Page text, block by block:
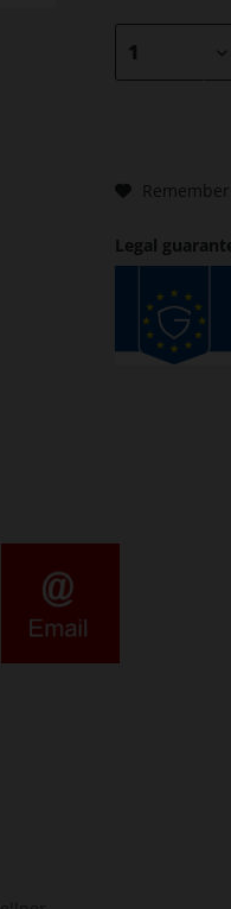
Remember
Legal